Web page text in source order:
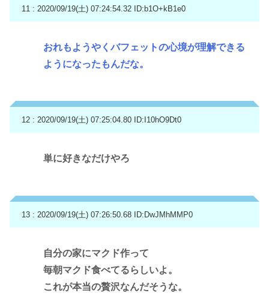
11 : 2020/09/19(土) 07:24:54.32 ID:b1O+kB1e0
おれもようやくバフェットの心境が理解できる
ようになったもんだな。
12 : 2020/09/19(土) 07:25:04.80 ID:I10hO9Dt0
単に好きなだけやろ
13 : 2020/09/19(土) 07:26:50.68 ID:DwJMhMMP0
自分の家にマクド作って
毎朝マクド食べてるらしいよ。
これが本当の贅沢なんだそうな。